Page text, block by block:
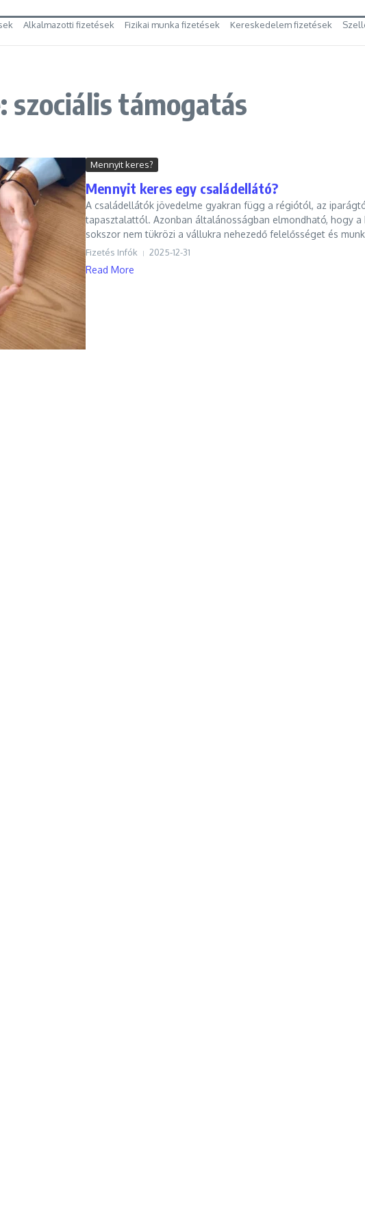
Alkalmazotti fizetések Fizikai munka fizetések Kereskedelem fizetések
szociális támogatás
Mennyit keres?
Mennyit keres egy családellátó?
A családellátók jövedelme gyakran függ a régiótól, az
tapasztalattól. Azonban általánosságban elmondható, hogy a
sokszor nem tükrözi a vállukra nehezedő felelősséget és
Fizetés Infók 2025-12-31
Read More